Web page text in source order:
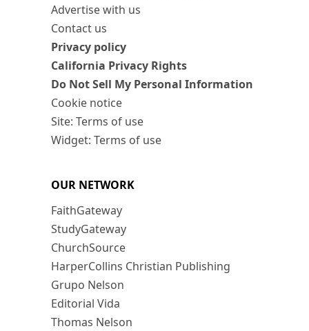
Advertise with us
Contact us
Privacy policy
California Privacy Rights
Do Not Sell My Personal Information
Cookie notice
Site: Terms of use
Widget: Terms of use
OUR NETWORK
FaithGateway
StudyGateway
ChurchSource
HarperCollins Christian Publishing
Grupo Nelson
Editorial Vida
Thomas Nelson